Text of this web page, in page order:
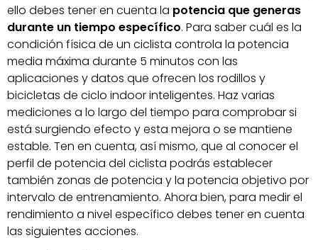
ello debes tener en cuenta la potencia que generas
durante un tiempo específico. Para saber cuál es la
condición física de un ciclista controla la potencia
media máxima durante 5 minutos con las
aplicaciones y datos que ofrecen los rodillos y
bicicletas de ciclo indoor inteligentes. Haz varias
mediciones a lo largo del tiempo para comprobar si
está surgiendo efecto y esta mejora o se mantiene
estable. Ten en cuenta, así mismo, que al conocer el
perfil de potencia del ciclista podrás establecer
también zonas de potencia y la potencia objetivo por
intervalo de entrenamiento. Ahora bien, para medir el
rendimiento a nivel específico debes tener en cuenta
las siguientes acciones.